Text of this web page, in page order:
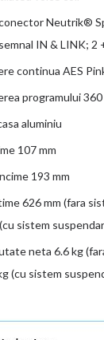
Neutrik®
IN & LINK; 2
continua AES
programului
aluminiu
107 mm
193 mm
626 mm (fara
sistem
neta 6.6 kg
(cu sistem